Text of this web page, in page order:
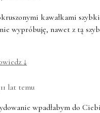
kawałkami
wypróbuję, nawet z tą
↓
11 lat temu
wpadłabym do